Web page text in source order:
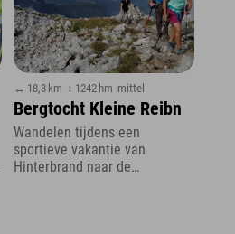
↔ 18,8 km ↕ 1242 hm mittel
Bergtocht Kleine Reibn
Wandelen tijdens een
sportieve vakantie van
Hinterbrand naar de